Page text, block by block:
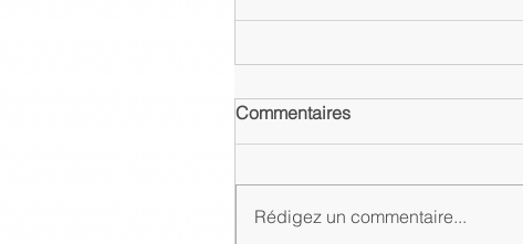
Commentaires
Rédigez un commentaire...